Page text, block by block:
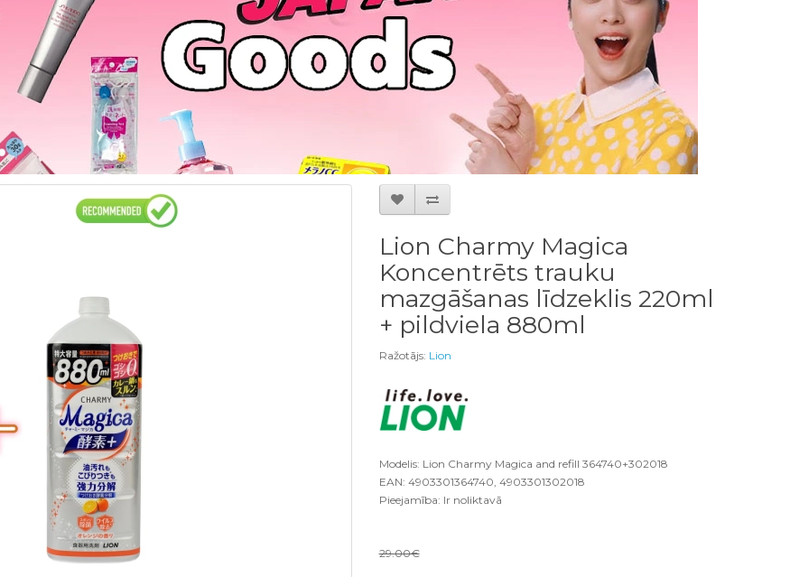
Lion Charmy Magica
Koncentrēts trauku
mazgāšanas līdzeklis 220ml
+ pildviela 880ml
Ražotājs: Lion
Modelis: Lion Charmy Magica and refill 364740+302018
EAN: 4903301364740, 4903301302018
Pieejamība: Ir noliktavā
29.00€